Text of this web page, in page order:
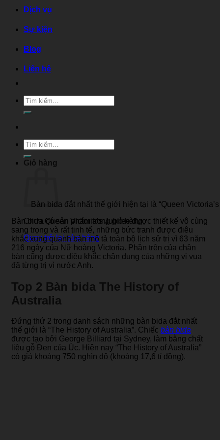
Dịch vụ
Sự kiện
Blog
Liên hệ
Tìm
kiếm:
Tìm
kiếm:
Giỏ hàng
Chưa có sản phẩm trong giỏ hàng.
Quay trở lại cửa hàng
Bàn bida đắt nhất thế giới hiện tại là “Queen
Bàn bida Queen Victoria’s Jubilee được thiết kế vô cùng
sang trọng và rất tinh tế, những bức tranh được điêu
khắc xung quanh bàn mô tả toàn bộ lịch sử trị vì 63 năm
216 ngày của Nữ hoàng Victoria. Phần trên của chân
bàn cũng được điêu khắc chân dung của những vị vua
đã từng trị vì nước Anh.
Top 2 Bàn bida The History of
Australia
Đứng thứ 2 trong danh sách những bàn bida đắt nhất
thế giới là “The History of Australia”. Chiếc bàn bida
được tạo bởi George Billiard tại Sydney, làm bằng chất
liệu gỗ Đen của Úc. Hiện nay “The History of Australia”
có giá khoảng 750 nghìn đô (khoảng 17,6 tỉ đồng).